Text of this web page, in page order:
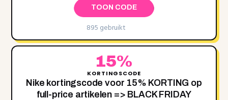
TOON CODE
895 gebruikt
15%
KORTINGSCODE
Nike kortingscode voor 15% KORTING op
full-price artikelen => BLACK FRIDAY